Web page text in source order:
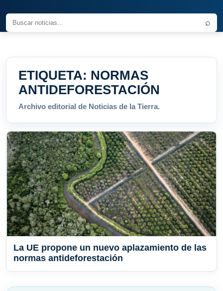
⌕
ETIQUETA: NORMAS
ANTIDEFORESTACIÓN
Archivo editorial de Noticias de la Tierra.
La UE propone un nuevo aplazamiento de las
normas antideforestación